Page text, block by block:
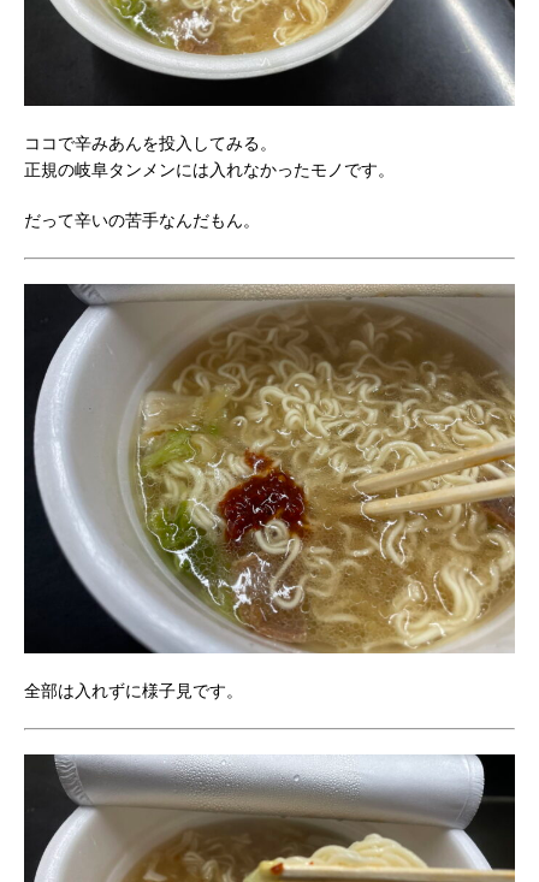
ココで辛みあんを投入してみる。
正規の岐阜タンメンには入れなかったモノです。
だって辛いの苦手なんだもん。
全部は入れずに様子見です。